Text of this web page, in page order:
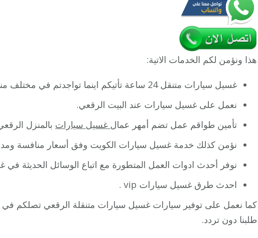
هذا ونؤمن لكم الخدمات الاتية:
غسيل سيارات متنقل 24 ساعة تأتيكم اينما تواجدتم في مختلف مناطق الكويت أو الرقعي.
نعمل على غسيل سيارات عند البيت الرقعي.
تأمين طواقم عمل تضم أمهر عمال غسيل سيارات بالمنزل
نؤمن كذلك خدمة غسيل سيارات الكويت وفق أسعار منافسة
نوفر أحدث ادوات العمل المتطورة مع اتباع الوسائل الحديثة
احدث طرق غسيل سيارات vip .
كما نعمل على توفير سيارات غسيل سيارات متنقلة الرقعي تصلكم
طلبنا دون تردد.